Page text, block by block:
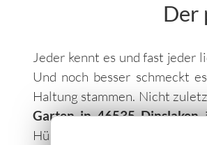
Der
Jeder kennt es und fast jeder
Und noch besser schmeckt
Haltung stammen. Nicht
Garten in 46535 Dinslaken
Hühner- oder gar